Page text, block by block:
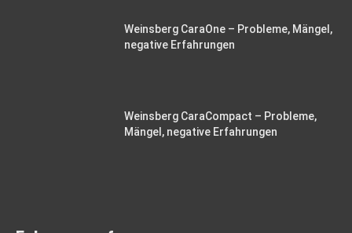
Weinsberg CaraOne – Probleme, Mängel,
negative Erfahrungen
Weinsberg CaraCompact – Probleme,
Mängel, negative Erfahrungen